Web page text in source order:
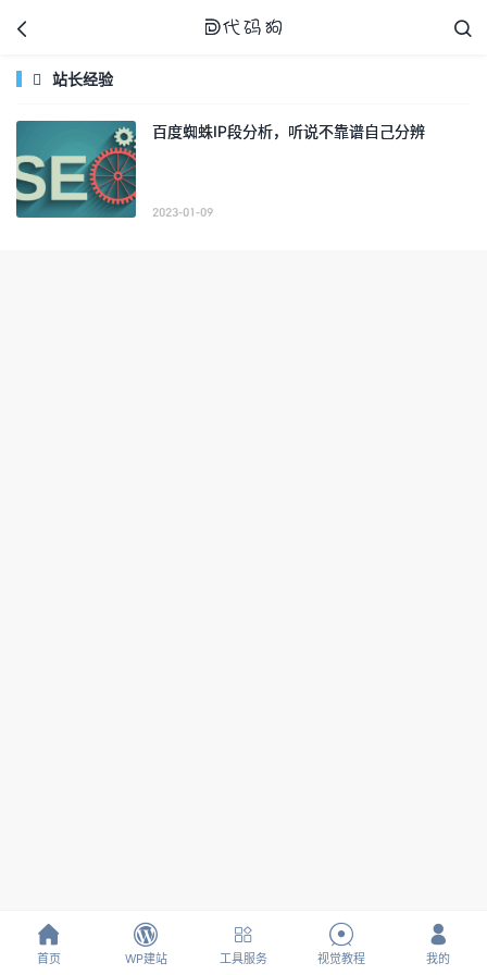

 
 站长经验
百度蜘蛛IP段分析，听说不靠谱自己分辨
2023-01-09

首页

WP建站

工具服务

视觉教程

我的